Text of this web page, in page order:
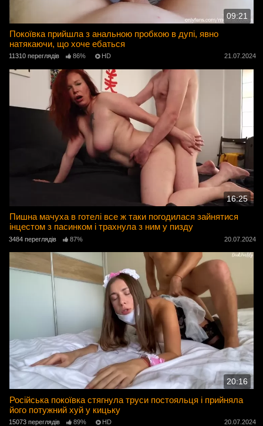
09:21
Покоївка прийшла з анальною пробкою в дупі, явно
натякаючи, що хоче ебаться
11310 переглядів 86% HD 21.07.2024
16:25
Пишна мачуха в готелі все ж таки погодилася зайнятися
інцестом з пасинком і трахнула з ним у пизду
3484 переглядів 87% 20.07.2024
20:16
Російська покоївка стягнула труси постояльця і ​​прийняла
його потужний хуй у кицьку
15073 переглядів 89% HD 20.07.2024